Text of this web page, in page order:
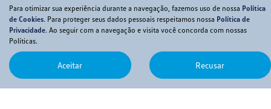
Consórcio
Serviços
Peças e Acessórios
Contato
Para otimizar sua experiência durante a navegação, fazemos uso de nossa Política
de Cookies. Para proteger seus dados pessoais respeitamos nossa Política de
Privacidade. Ao seguir com a navegação e visita você concorda com nossas
Políticas.
Aceitar Recusar